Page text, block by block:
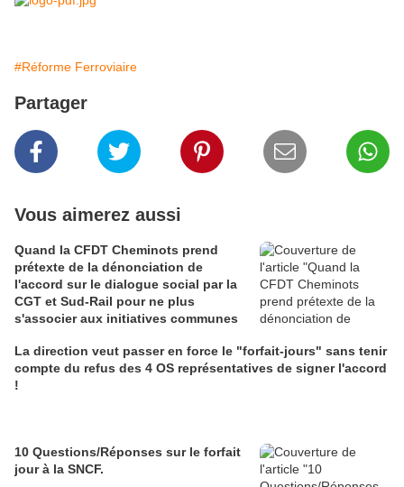
#Réforme Ferroviaire
Partager
Vous aimerez aussi
Quand la CFDT Cheminots prend
prétexte de la dénonciation de
l'accord sur le dialogue social par la
CGT et Sud-Rail pour ne plus
s'associer aux initiatives communes
La direction veut passer en force le "forfait-jours" sans tenir
compte du refus des 4 OS représentatives de signer l'accord
!
10 Questions/Réponses sur le forfait
jour à la SNCF.